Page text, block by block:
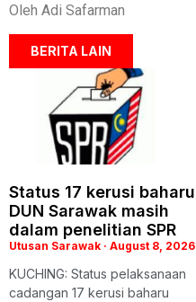
Oleh Adi Safarman
BERITA LAIN
Status 17 kerusi baharu
DUN Sarawak masih
dalam penelitian SPR
Utusan Sarawak August 8, 2026
KUCHING: Status pelaksanaan
cadangan 17 kerusi baharu